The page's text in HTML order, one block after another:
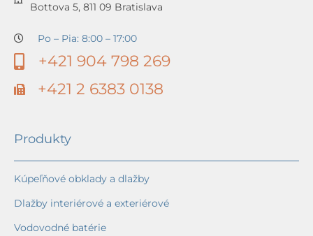
Bottova 5, 811 09 Bratislava
Po – Pia: 8:00 – 17:00
+421 904 798 269
+421 2 6383 0138
Produkty
Kúpeľňové obklady a dlažby
Dlažby interiérové a exteriérové
Vodovodné batérie